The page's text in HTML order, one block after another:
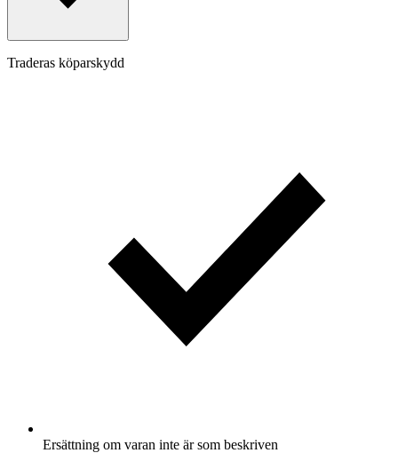
Traderas köparskydd
Ersättning om varan inte är som beskriven